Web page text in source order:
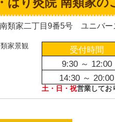
南類家二丁目9番5号 ユニバ
受付時間
9:30 ～ 12:00
14:30 ～ 20:00
土・日・祝営業してお